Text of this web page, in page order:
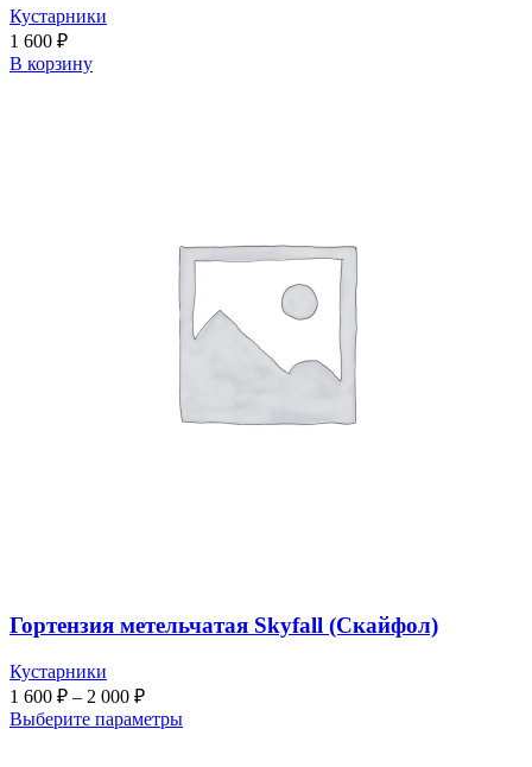
Кустарники
1 600 ₽
В корзину
Гортензия метельчатая Skyfall (Скайфол)
Кустарники
1 600 ₽ – 2 000 ₽
Выберите параметры